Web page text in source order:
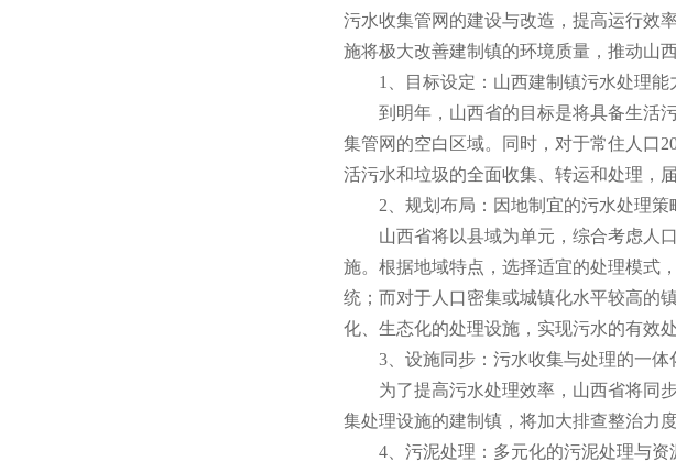
污水收集管网的建设与改造，提高运行效
施将极大改善建制镇的环境质量，推动山
1、目标设定：山西建制镇污水处理能
到明年，山西省的目标是将具备生活污
集管网的空白区域。同时，对于常住人口
活污水和垃圾的全面收集、转运和处理，
2、规划布局：因地制宜的污水处理策
山西省将以县域为单元，综合考虑人口
施。根据地域特点，选择适宜的处理模式
统；而对于人口密集或城镇化水平较高的
化、生态化的处理设施，实现污水的有效
3、设施同步：污水收集与处理的一体
为了提高污水处理效率，山西省将同步
集处理设施的建制镇，将加大排查整治力
4、污泥处理：多元化的污泥处理与资